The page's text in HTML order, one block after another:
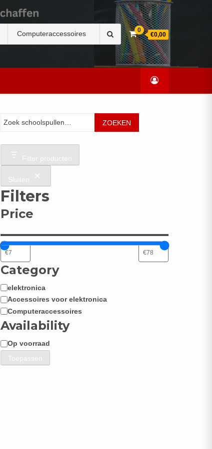
naar:
0
€0,00
ZOEKEN
Filter producten
Sluiten
Filters
Price
Category
Categorie
elektronica
Accessoires voor elektronica
Computeraccessoires
Availability
Beschikbaarheid
Op voorraad
Toepassen